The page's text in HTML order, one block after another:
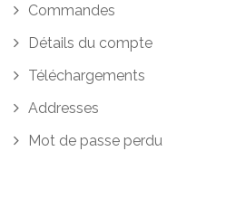
Commandes
Détails du compte
Téléchargements
Addresses
Mot de passe perdu